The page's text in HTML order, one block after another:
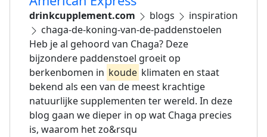
drinkcupplement.com blogs
inspiration
chaga-de-koning-van-de-paddenstoelen
Heb je al gehoord van Chaga? Deze
bijzondere paddenstoel groeit op
berkenbomen in koude klimaten en staat
bekend als een van de meest krachtige
natuurlijke supplementen ter wereld. In deze
blog gaan we dieper in op wat Chaga precies
is, waarom het zo&rsqu